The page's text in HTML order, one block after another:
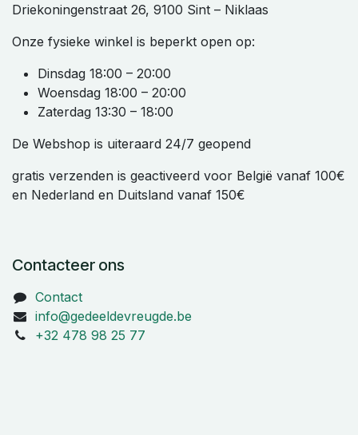
Driekoningenstraat 26, 9100 Sint – Niklaas
Onze fysieke winkel is beperkt open op:
Dinsdag 18:00 – 20:00
Woensdag 18:00 – 20:00
Zaterdag 13:30 – 18:00
De Webshop is uiteraard 24/7 geopend
gratis verzenden is geactiveerd voor België vanaf 100€
en Nederland en Duitsland vanaf 150€
Contacteer ons
Contact
info@gedeeldevreugde.be
+32 478 98 25 77